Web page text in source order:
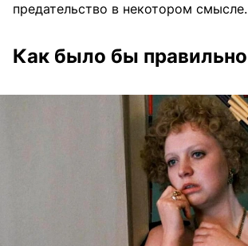
предательство в некотором смысле.
Как было бы правильно